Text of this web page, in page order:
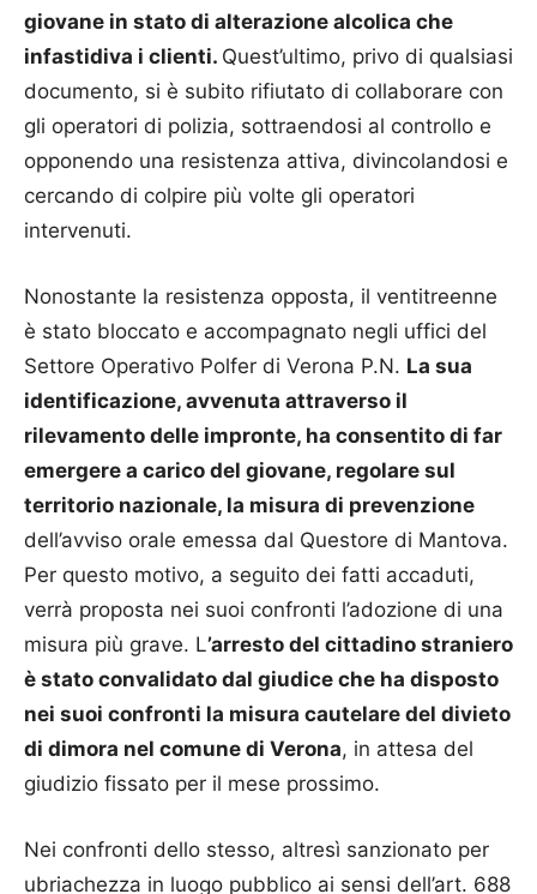
giovane in stato di alterazione alcolica che
infastidiva i clienti. Quest’ultimo, privo di qualsiasi
documento, si è subito rifiutato di collaborare con
gli operatori di polizia, sottraendosi al controllo e
opponendo una resistenza attiva, divincolandosi e
cercando di colpire più volte gli operatori
intervenuti.
Nonostante la resistenza opposta, il ventitreenne
è stato bloccato e accompagnato negli uffici del
Settore Operativo Polfer di Verona P.N. La sua
identificazione, avvenuta attraverso il
rilevamento delle impronte, ha consentito di far
emergere a carico del giovane, regolare sul
territorio nazionale, la misura di prevenzione
dell’avviso orale emessa dal Questore di Mantova.
Per questo motivo, a seguito dei fatti accaduti,
verrà proposta nei suoi confronti l’adozione di una
misura più grave. L’arresto del cittadino straniero
è stato convalidato dal giudice che ha disposto
nei suoi confronti la misura cautelare del divieto
di dimora nel comune di Verona, in attesa del
giudizio fissato per il mese prossimo.
Nei confronti dello stesso, altresì sanzionato per
ubriachezza in luogo pubblico ai sensi dell’art. 688